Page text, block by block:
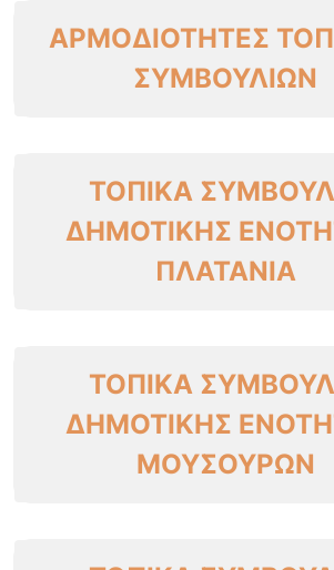
ΑΡΜΟΔΙΟΤΗΤΕΣ
ΣΥΜΒΟΥΛΙΩΝ
ΤΟΠΙΚΑ
ΔΗΜΟΤΙΚΗΣ
ΠΛΑΤΑΝΙΑ
ΤΟΠΙΚΑ
ΔΗΜΟΤΙΚΗΣ
ΜΟΥΣΟΥΡΩΝ